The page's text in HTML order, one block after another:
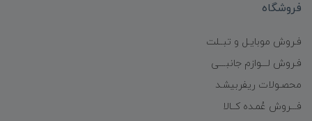
فروشگاه
فـروش موبایـل و تبــلت
فـروش لـــوازم جانبـــی
محصـولات ریفربیشـد
فـــروش عُمـده کــالا